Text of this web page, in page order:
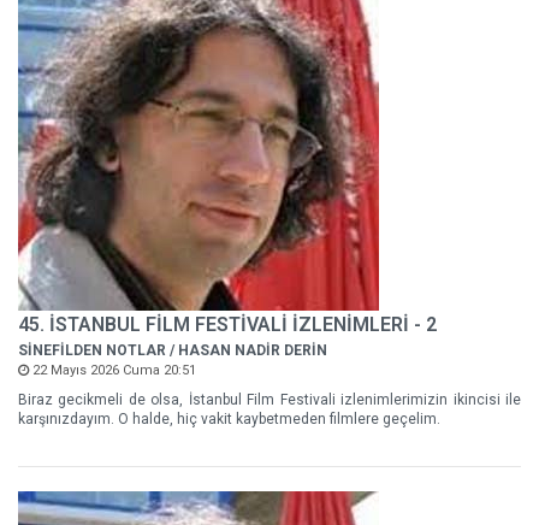
45. İSTANBUL FİLM FESTİVALİ İZLENİMLERİ - 2
SİNEFİLDEN NOTLAR / HASAN NADİR DERİN
22 Mayıs 2026 Cuma 20:51
Biraz gecikmeli de olsa, İstanbul Film Festivali izlenimlerimizin ikincisi ile
karşınızdayım. O halde, hiç vakit kaybetmeden filmlere geçelim.